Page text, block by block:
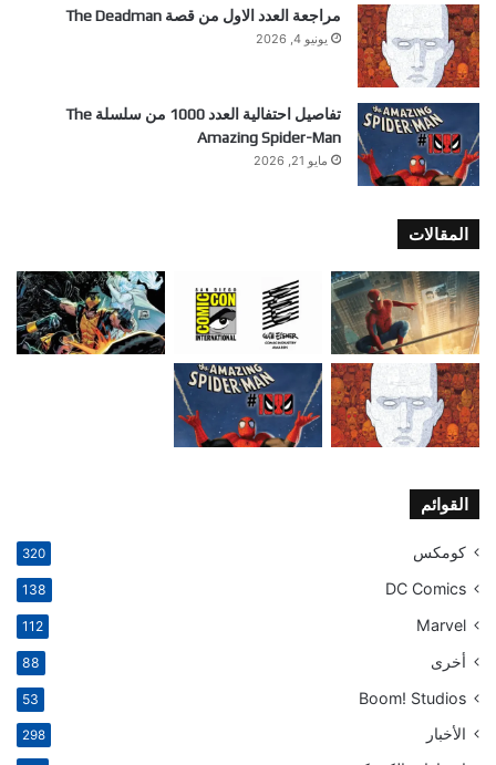
مراجعة العدد الاول من قصة The Deadman
يونيو 4, 2026
تفاصيل احتفالية العدد 1000 من سلسلة The
Amazing Spider-Man
مايو 21, 2026
المقالات
القوائم
كومكس 320
DC Comics
138
Marvel
112
أخرى 88
Boom! Studios
53
الأخبار 298